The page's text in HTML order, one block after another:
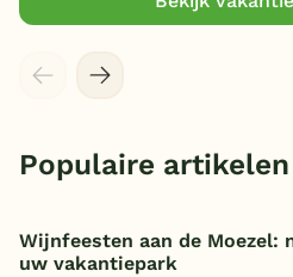
Populaire artikelen
Wijnfeesten aan de Moezel:
uw vakantiepark